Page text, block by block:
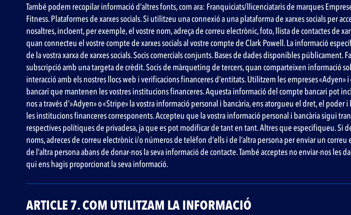
‍També podem recopilar informació d’altres fonts, com ara: Franquiciats/llicenciataris de marques
Fitness. Plataformes de xarxes socials. Si utilitzeu una connexió a una plataforma de xarxes socials per
nosaltres, incloent, per exemple, el vostre nom, adreça de correu electrònic, foto, llista de contactes de
quan connecteu el vostre compte de xarxes socials al vostre compte de Clark Powell. La informació
de la vostra xarxa de xarxes socials. Socis comercials conjunts. Bases de dades disponibles públicament.
subscripció amb una targeta de crèdit. Socis de màrqueting de tercers, quan comparteixen informació
interacció amb els nostres llocs web i verificacions financeres d’entitats. Utilitzem les empreses
bancari que mantenen les vostres institucions financeres. Aquesta informació del compte bancari pot
nos a través d'»Adyen» o «Stripe» la vostra informació personal i bancària, ens atorgueu el dret, el
les institucions financeres corresponents. Accepteu que la vostra informació personal i bancària sigui
respectives polítiques de privadesa, ja que es pot modificar de tant en tant. Altres que especifiqueu. Si
noms, adreces de correu electrònic i/o números de telèfon d’ells i de l’altra persona per enviar un
de l’altra persona abans de donar-nos la seva informació de contacte. També acceptes no enviar-nos
qui ens hagis proporcionat la seva informació.
ARTICLE 7. COM UTILITZAM LA INFORMACIÓ